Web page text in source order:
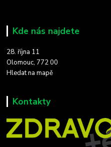
Kde nás najdete
28. října 11
Olomouc, 772 00
Hledat na mapě
Kontakty